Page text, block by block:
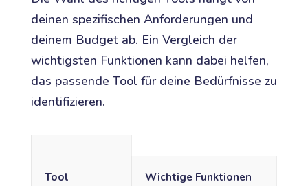
deinen spezifischen Anforderungen und
deinem Budget ab. Ein Vergleich der
wichtigsten Funktionen kann dabei helfen,
das passende Tool für deine Bedürfnisse zu
identifizieren.
Tool Wichtige Funktionen